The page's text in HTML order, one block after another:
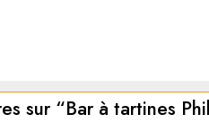
sur “Bar à tartines